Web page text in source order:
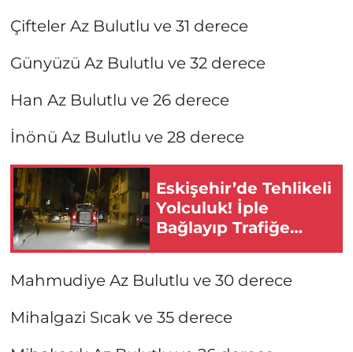
Çifteler Az Bulutlu ve 31 derece
Günyüzü Az Bulutlu ve 32 derece
Han Az Bulutlu ve 26 derece
İnönü Az Bulutlu ve 28 derece
Eskişehir’de Tehlikeli
Yolculuk! İple
Bağlayıp Trafiğe
Mahmudiye Az Bulutlu ve 30 derece
Mihalgazi Sıcak ve 35 derece